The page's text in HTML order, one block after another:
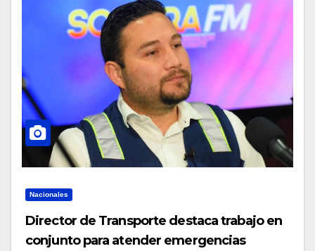
Nacionales
Director de Transporte destaca trabajo en
conjunto para atender emergencias